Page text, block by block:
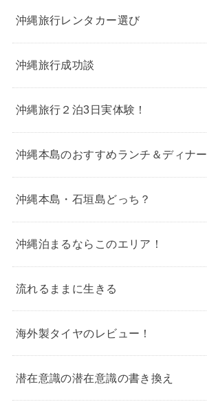
沖縄旅行レンタカー選び
沖縄旅行成功談
沖縄旅行２泊3日実体験！
沖縄本島のおすすめランチ＆ディナー
沖縄本島・石垣島どっち？
沖縄泊まるならこのエリア！
流れるままに生きる
海外製タイヤのレビュー！
潜在意識の潜在意識の書き換え